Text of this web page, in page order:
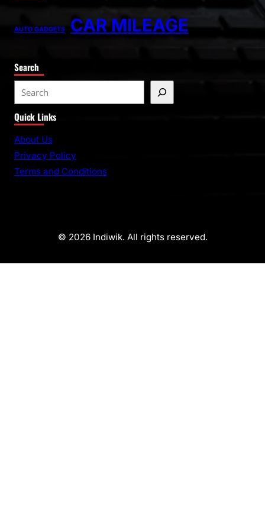
AUTO GADGETS CAR MILEAGE
Search
Quick Links
About Us
Privacy Policy
Terms and Conditions
© 2026 Indiwik. All rights reserved.